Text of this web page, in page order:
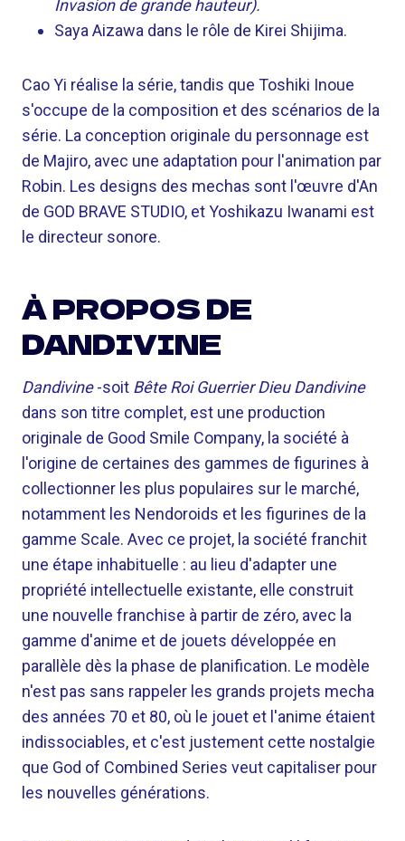
Invasion de grande hauteur).
Saya Aizawa dans le rôle de Kirei Shijima.
Cao Yi réalise la série, tandis que Toshiki Inoue
s'occupe de la composition et des scénarios de la
série. La conception originale du personnage est
de Majiro, avec une adaptation pour l'animation par
Robin. Les designs des mechas sont l'œuvre d'An
de GOD BRAVE STUDIO, et Yoshikazu Iwanami est
le directeur sonore.
À PROPOS DE
DANDIVINE
Dandivine-soit Bête Roi Guerrier Dieu Dandivine
dans son titre complet, est une production
originale de Good Smile Company, la société à
l'origine de certaines des gammes de figurines à
collectionner les plus populaires sur le marché,
notamment les Nendoroids et les figurines de la
gamme Scale. Avec ce projet, la société franchit
une étape inhabituelle : au lieu d'adapter une
propriété intellectuelle existante, elle construit
une nouvelle franchise à partir de zéro, avec la
gamme d'anime et de jouets développée en
parallèle dès la phase de planification. Le modèle
n'est pas sans rappeler les grands projets mecha
des années 70 et 80, où le jouet et l'anime étaient
indissociables, et c'est justement cette nostalgie
que God of Combined Series veut capitaliser pour
les nouvelles générations.